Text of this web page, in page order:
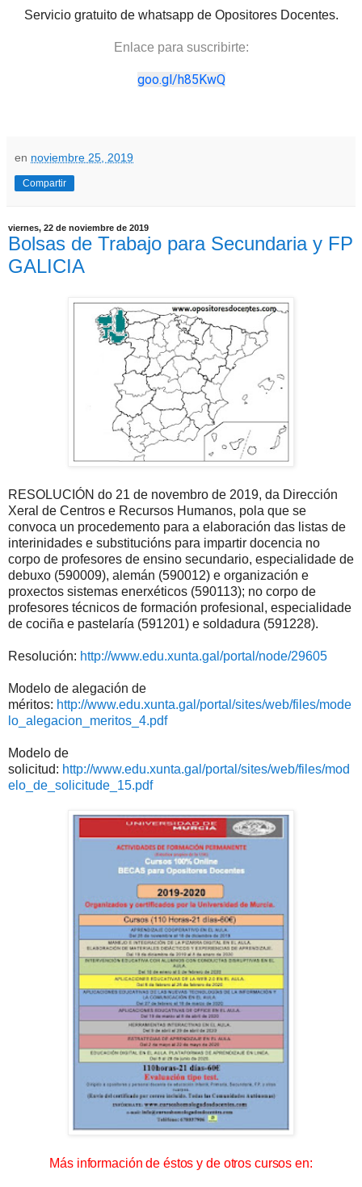
Servicio gratuito de whatsapp de Opositores Docentes.
Enlace para suscribirte:
goo.gl/h85KwQ
en noviembre 25, 2019
Compartir
viernes, 22 de noviembre de 2019
Bolsas de Trabajo para Secundaria y FP
GALICIA
RESOLUCIÓN do 21 de novembro de 2019, da Dirección
Xeral de Centros e Recursos Humanos, pola que se
convoca un procedemento para a elaboración das listas de
interinidades e substitucións para impartir docencia no
corpo de profesores de ensino secundario, especialidade de
debuxo (590009), alemán (590012) e organización e
proxectos sistemas enerxéticos (590113); no corpo de
profesores técnicos de formación profesional, especialidade
de cociña e pastelaría (591201) e soldadura (591228).
Resolución: http://www.edu.xunta.gal/portal/node/29605
Modelo de alegación de
méritos: http://www.edu.xunta.gal/portal/sites/web/files/mode
lo_alegacion_meritos_4.pdf
Modelo de
solicitud: http://www.edu.xunta.gal/portal/sites/web/files/mod
elo_de_solicitude_15.pdf
Más información de éstos y de otros cursos en: